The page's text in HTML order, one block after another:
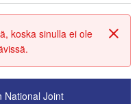
Sulje
koska sinulla ei ole
National Joint